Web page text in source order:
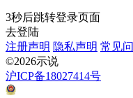
3秒后跳转登录页面
去登陆
注册声明 隐私声明 常见
©2026示说
沪ICP备18027414号